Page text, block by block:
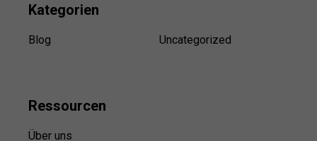
Kategorien
Blog Uncategorized
Ressourcen
Über uns